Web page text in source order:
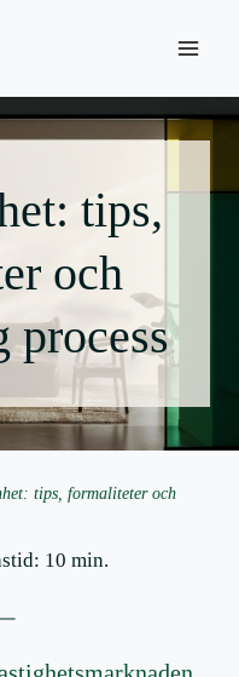
tips,
och
process
tips, formaliteter och
10 min.